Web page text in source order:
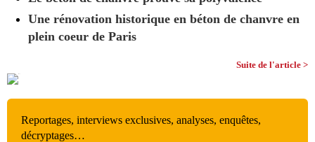
Une rénovation historique en béton de chanvre en
plein coeur de Paris
Suite de l'article >
Reportages, interviews exclusives, analyses, enquêtes,
décryptages…